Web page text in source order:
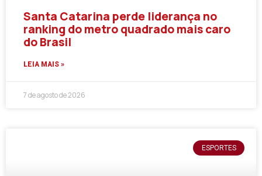
Santa Catarina perde liderança no
ranking do metro quadrado mais caro
do Brasil
LEIA MAIS »
7 de agosto de 2026
ESPORTES